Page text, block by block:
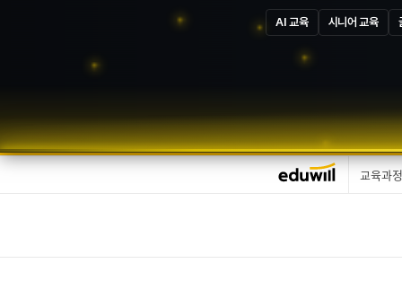
AI 교육 시니어 교육
교육과정